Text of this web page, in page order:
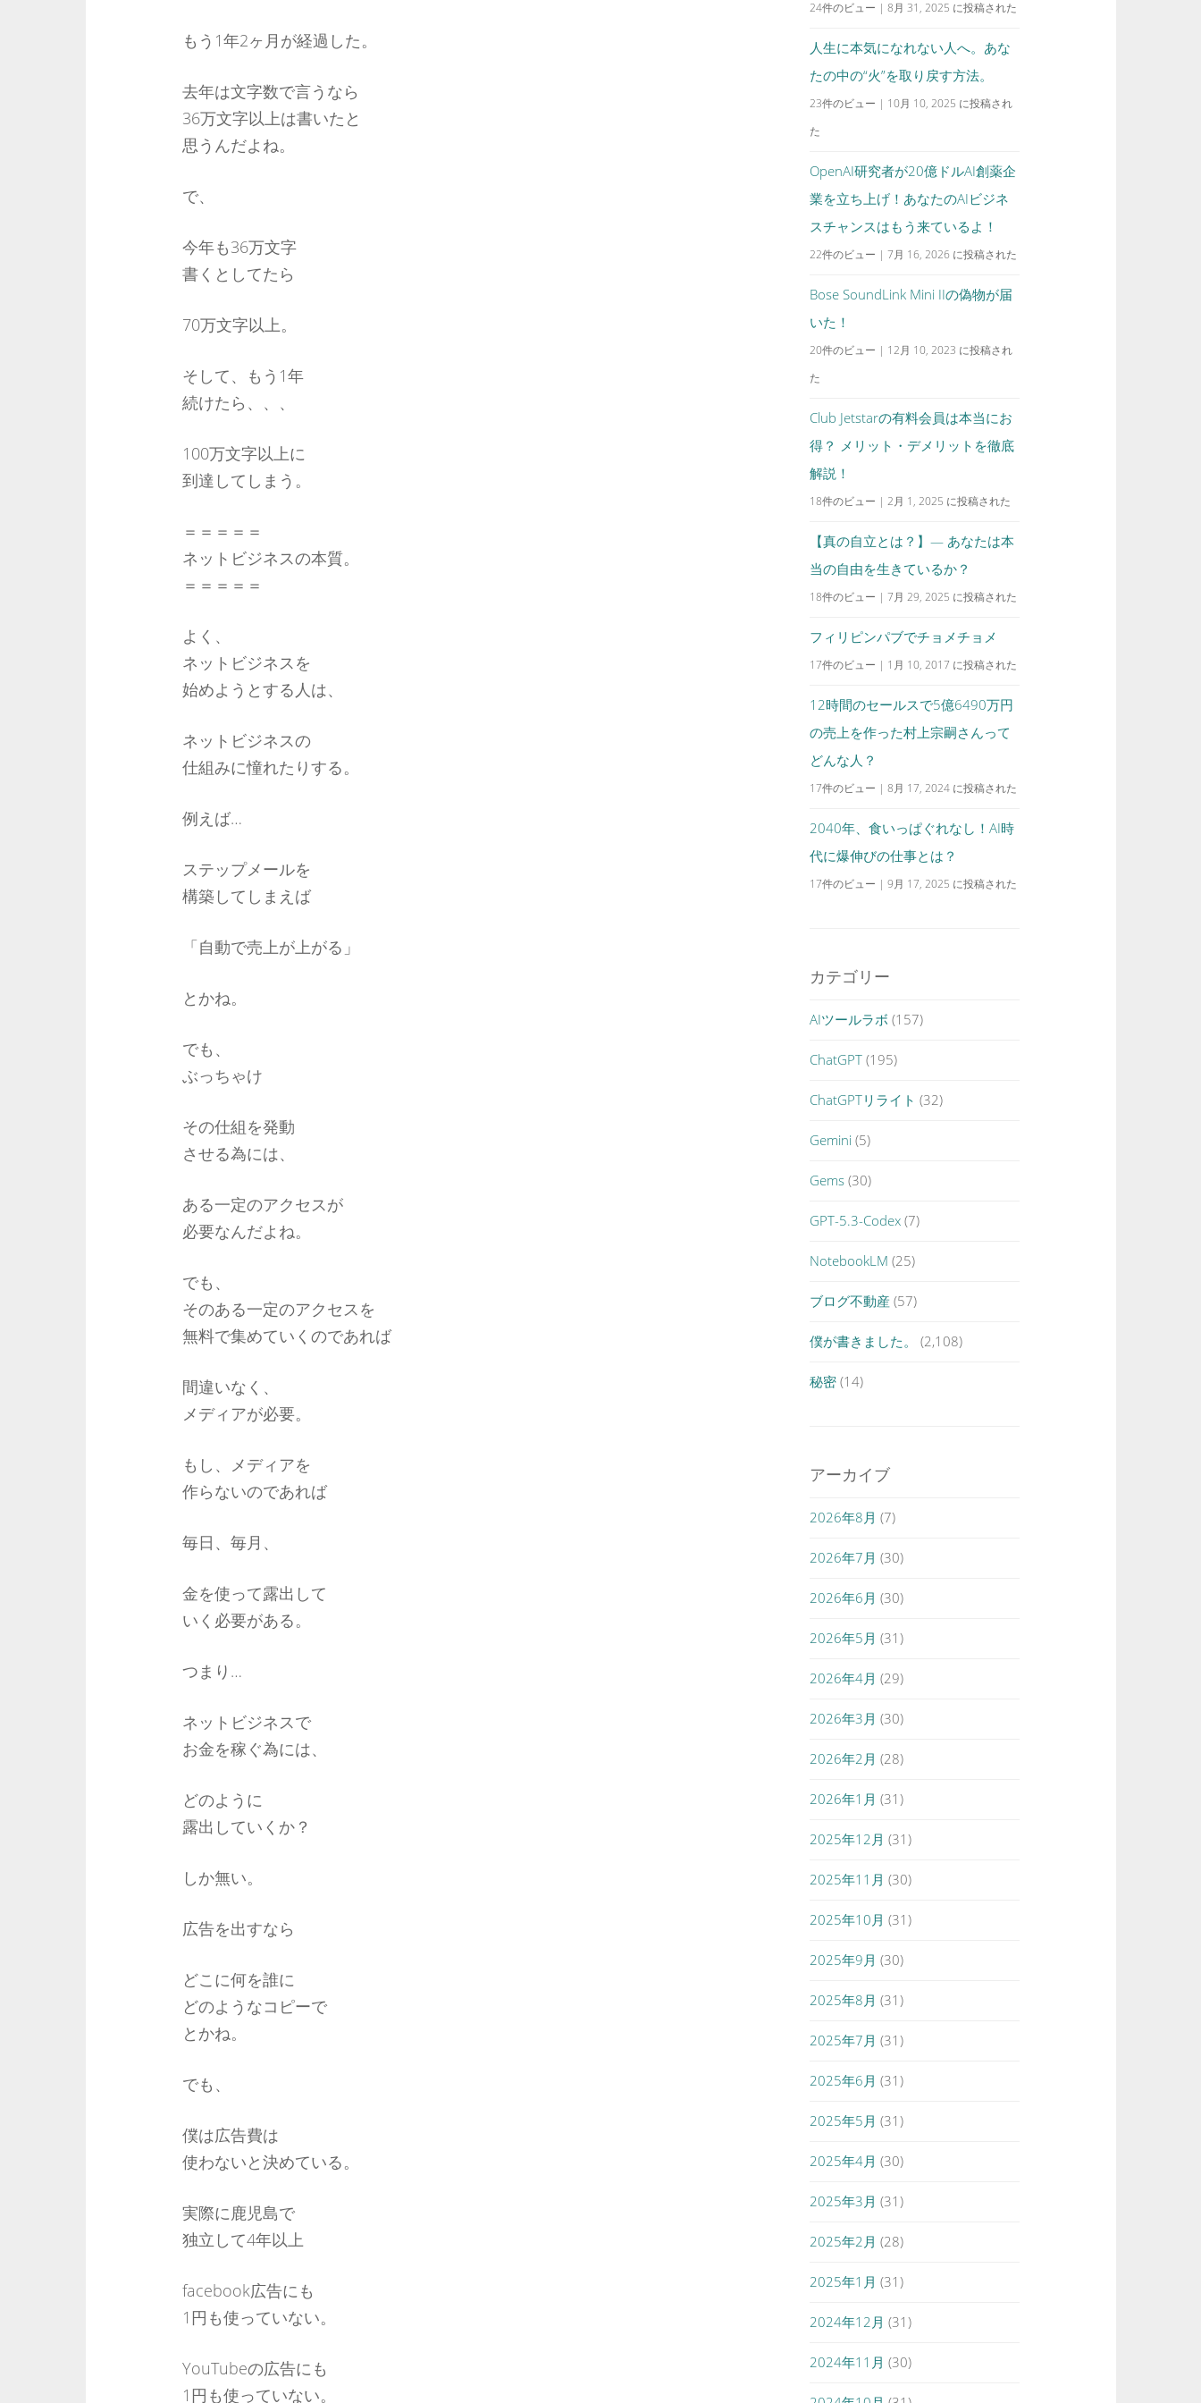
もう1年2ヶ月が経過した。
去年は文字数で言うなら
36万文字以上は書いたと
思うんだよね。
で、
今年も36万文字
書くとしてたら
70万文字以上。
そして、もう1年
続けたら、、、
100万文字以上に
到達してしまう。
＝＝＝＝＝
ネットビジネスの本質。
＝＝＝＝＝
よく、
ネットビジネスを
始めようとする人は、
ネットビジネスの
仕組みに憧れたりする。
例えば…
ステップメールを
構築してしまえば
「自動で売上が上がる」
とかね。
でも、
ぶっちゃけ
その仕組を発動
させる為には、
ある一定のアクセスが
必要なんだよね。
でも、
そのある一定のアクセスを
無料で集めていくのであれば
間違いなく、
メディアが必要。
もし、メディアを
作らないのであれば
毎日、毎月、
金を使って露出して
いく必要がある。
つまり…
ネットビジネスで
お金を稼ぐ為には、
どのように
露出していくか？
しか無い。
広告を出すなら
どこに何を誰に
どのようなコピーで
とかね。
でも、
僕は広告費は
使わないと決めている。
実際に鹿児島で
独立して4年以上
facebook広告にも
1円も使っていない。
YouTubeの広告にも
1円も使っていない。
24件のビュー |8月 31, 2025 に投稿された
人生に本気になれない人へ。あな
たの中の“火”を取り戻す方法。
23件のビュー | 10月 10, 2025 に投稿され
た
OpenAI研究者が20億ドルAI創薬企
業を立ち上げ！あなたのAIビジネ
スチャンスはもう来ているよ！
22件のビュー |7月 16, 2026 に投稿された
Bose SoundLink Mini IIの偽物が届
いた！
20件のビュー | 12月 10, 2023 に投稿され
た
Club Jetstarの有料会員は本当にお
得？ メリット・デメリットを徹底
解説！
18件のビュー |2月 1, 2025 に投稿された
【真の自立とは？】— あなたは本
当の自由を生きているか？
18件のビュー |7月 29, 2025 に投稿された
フィリピンパブでチョメチョメ
17件のビュー | 1月 10, 2017 に投稿された
12時間のセールスで5億6490万円
の売上を作った村上宗嗣さんって
どんな人？
17件のビュー |8月 17, 2024 に投稿された
2040年、食いっぱぐれなし！AI時
代に爆伸びの仕事とは？
17件のビュー |9月 17, 2025 に投稿された
カテゴリー
AIツールラボ (157)
ChatGPT (195)
ChatGPTリライト (32)
Gemini (5)
Gems (30)
GPT-5.3-Codex (7)
NotebookLM (25)
ブログ不動産 (57)
僕が書きました。 (2,108)
秘密 (14)
アーカイブ
2026年8月 (7)
2026年7月 (30)
2026年6月 (30)
2026年5月 (31)
2026年4月 (29)
2026年3月 (30)
2026年2月 (28)
2026年1月 (31)
2025年12月 (31)
2025年11月 (30)
2025年10月 (31)
2025年9月 (30)
2025年8月 (31)
2025年7月 (31)
2025年6月 (31)
2025年5月 (31)
2025年4月 (30)
2025年3月 (31)
2025年2月 (28)
2025年1月 (31)
2024年12月 (31)
2024年11月 (30)